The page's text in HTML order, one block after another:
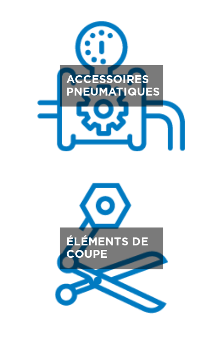
ACCESSOIRES
PNEUMATIQUES
ÉLÉMENTS DE
COUPE